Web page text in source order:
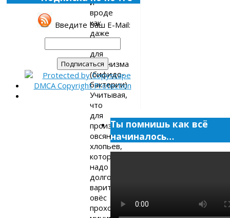
вроде
как
даже
для
организма
(бифидо-
бактерии).
Учитывая,
что
для
производства
овсяных
хлопьев,
которые
надо
долго
варить,
овёс
проходит
Введите Ваш E-Mail:
Ты помнишь как всё
начиналось…